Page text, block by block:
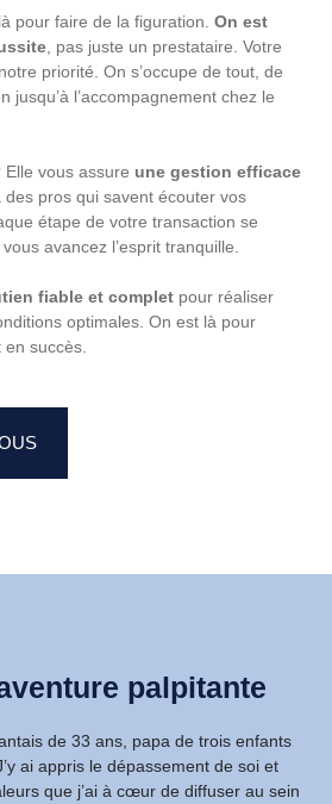
pour faire de la figuration. On est
, pas juste un prestataire. Votre
priorité. On s’occupe de tout, de
jusqu’à l’accompagnement chez le
vous assure une gestion efficace
des pros qui savent écouter vos
étape de votre transaction se
avancez l’esprit tranquille.
fiable et complet pour réaliser
optimales. On est là pour
succès.
palpitante
de 33 ans, papa de trois enfants
ai appris le dépassement de soi et
que j’ai à cœur de diffuser au sein